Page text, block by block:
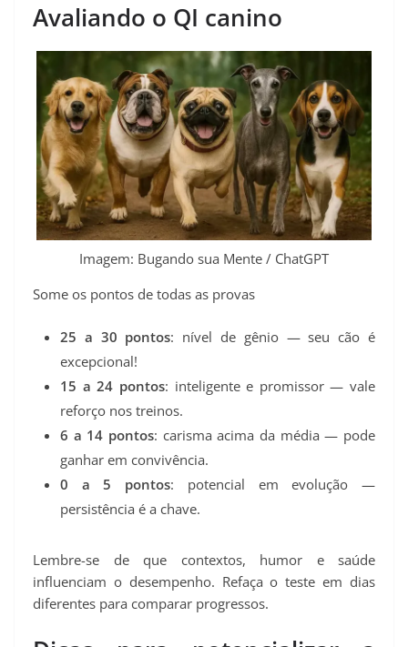
Avaliando o QI canino
Imagem: Bugando sua Mente / ChatGPT
Some os pontos de todas as provas
25 a 30 pontos: nível de gênio — seu cão é
excepcional!
15 a 24 pontos: inteligente e promissor — vale
reforço nos treinos.
6 a 14 pontos: carisma acima da média — pode
ganhar em convivência.
0 a 5 pontos: potencial em evolução —
persistência é a chave.
Lembre-se de que contextos, humor e saúde
influenciam o desempenho. Refaça o teste em dias
diferentes para comparar progressos.